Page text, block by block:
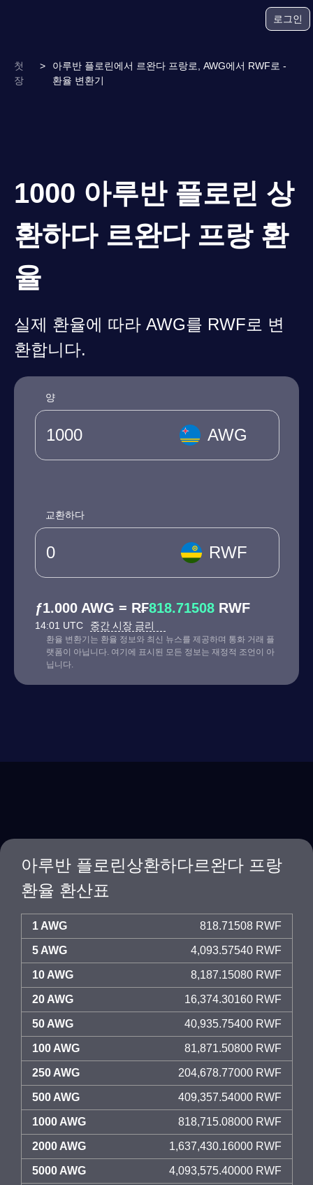
로그인
첫
장
>
아루반 플로린에서 르완다 프랑로, AWG에서 RWF로 -
환율 변환기
1000 아루반 플로린 상
환하다 르완다 프랑 환
율
실제 환율에 따라 AWG를 RWF로 변
환합니다.
양
AWG
교환하다
RWF
ƒ1.000 AWG = R₣818.71508 RWF
14:01 UTC 중간 시장 금리
환율 변환기는 환율 정보와 최신 뉴스를 제공하며 통화 거래 플
랫폼이 아닙니다. 여기에 표시된 모든 정보는 재정적 조언이 아
닙니다.
아루반 플로린상환하다르완다 프랑
환율 환산표
1 AWG 818.71508 RWF
5 AWG 4,093.57540 RWF
10 AWG 8,187.15080 RWF
20 AWG 16,374.30160 RWF
50 AWG 40,935.75400 RWF
100 AWG 81,871.50800 RWF
250 AWG 204,678.77000 RWF
500 AWG 409,357.54000 RWF
1000 AWG 818,715.08000 RWF
2000 AWG 1,637,430.16000 RWF
5000 AWG 4,093,575.40000 RWF